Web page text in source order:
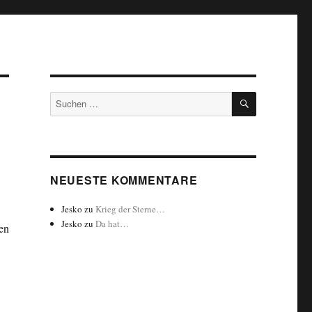
Suchen
nach:
SUCHEN
NEUESTE KOMMENTARE
Jesko zu Krieg der Sterne…
Jesko zuDa hat…